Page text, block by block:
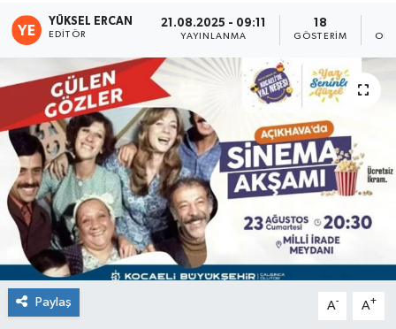
YÜKSEL ERCAN
EDITÖR
21.08.2025 - 09:11
YAYINLANMA
18
GÖSTERIM
Paylaş A- A+